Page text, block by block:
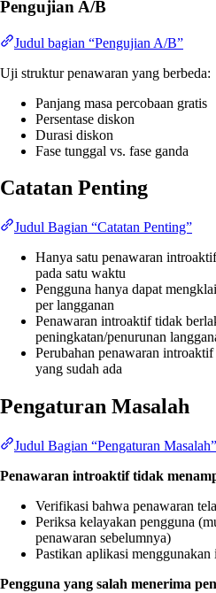
Pengujian A/B
Judul bagian “Pengujian A/B”
Uji struktur penawaran yang berbeda:
Panjang masa percobaan gratis
Persentase diskon
Durasi diskon
Fase tunggal vs. fase ganda
Catatan Penting
Judul Bagian “Catatan Penting”
Hanya satu penawaran
pada satu waktu
Pengguna hanya dapat
per langganan
Penawaran introaktif tidak
peningkatan/penurunan
Perubahan penawaran
yang sudah ada
Pengaturan Masalah
Judul Bagian “Pengaturan Masalah”
Penawaran introaktif tidak
Verifikasi bahwa penawaran
Periksa kelayakan pengguna
penawaran sebelumnya)
Pastikan aplikasi
Pengguna yang salah menerima